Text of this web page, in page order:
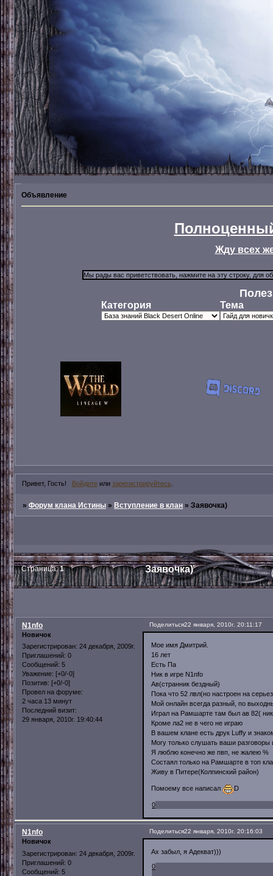
Объявление
Жду всех
Категория Тема
Привет, Гость! Войдитеили зарегистрируйтесь
»Форум клана Истины »Вступление в клан »Заявочка)
Заявочка)
Страница:1
Поделиться22 января, 2010г. 20:11:17
N1nfo
Новичок
Зарегистрирован: 24 декабря, 2009г.
Приглашений: 0
Сообщений: 5
Уважение: [+0/-0]
Позитив: [+0/-0]
Провел на форуме:
2 часа 13 минут
Последний визит:
29 января, 2010г. 19:40:44
Мое имя Дмитрий.
16 лет
Есть Па
Ник в игре N1nfo
Ав(странник бездный)
Пока что 52 лвл(но настроен на
Мой онлайн всегда разный, по
Играл на Рамшарте там был ав 82(
Кроме ла2 не в чего не играю
В вашем клане есть друк Luffy и
Могу только слушать ваши
Я люблю конечно же пвп, не жалею %
Состаял только на Рамшарте в топ
Живу в Питере(Колпинский район)
Помоему все написал D
0
Поделиться22 января, 2010г. 20:16:03
N1nfo
Новичок
Зарегистрирован: 24 декабря, 2009г.
Приглашений: 0
Сообщений: 5
Ах забыл, я Адекват)))
0